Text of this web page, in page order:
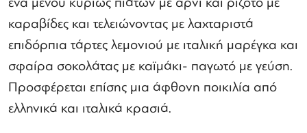
καραβίδες και τελειώνοντας με λαχταριστά
επιδόρπια τάρτες λεμονιού με ιταλική μαρέγκα και
σφαίρα σοκολάτας με καϊμάκι- παγωτό με γεύση.
Προσφέρεται επίσης μια άφθονη ποικιλία από
ελληνικά και ιταλικά κρασιά.